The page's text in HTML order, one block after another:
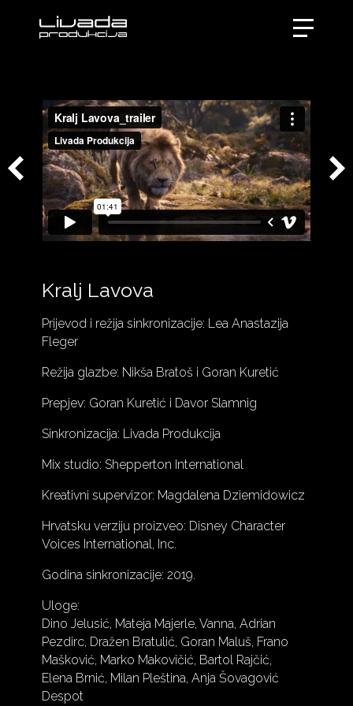
Kralj Lavova
Prijevod i režija sinkronizacije: Lea Anastazija
Fleger
Režija glazbe: Nikša Bratoš i Goran Kuretić
Prepjev: Goran Kuretić i Davor Slamnig
Sinkronizacija: Livada Produkcija
Mix studio: Shepperton International
Kreativni supervizor: Magdalena Dziemidowicz
Hrvatsku verziju proizveo: Disney Character
Voices International, Inc.
Godina sinkronizacije: 2019.
Uloge:
Dino Jelusić, Mateja Majerle, Vanna, Adrian
Pezdirc, Dražen Bratulić, Goran Maluš, Frano
Mašković, Marko Makovičić, Bartol Rajčić,
Elena Brnić, Milan Pleština, Anja Šovagović
Despot